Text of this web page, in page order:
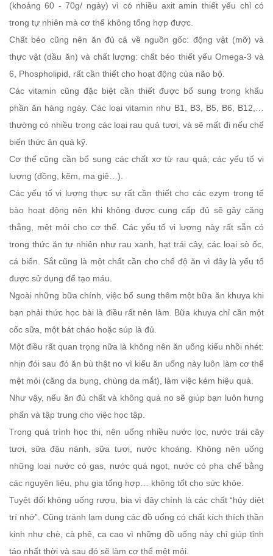
(khoảng 60 - 70g/ ngày) vì có nhiều axit amin thiết yếu chỉ có
trong tự nhiên mà cơ thể không tổng hợp được.
Chất béo cũng nên ăn đủ cả về nguồn gốc: động vật (mỡ) và
thực vật (dầu ăn) và chất lượng: chất béo thiết yếu Omega-3 và
6, Phospholipid, rất cần thiết cho hoạt động của não bộ.
Các vitamin cũng đặc biệt cần thiết được bổ sung trong khẩu
phần ăn hàng ngày. Các loại vitamin như B1, B3, B5, B6, B12,…
thường có nhiều trong các loại rau quả tươi, và sẽ mất đi nếu chế
biến thức ăn quá kỹ.
Cơ thể cũng cần bổ sung các chất xơ từ rau quả; các yếu tố vi
lượng (đồng, kẽm, ma giê…).
Các yếu tố vi lượng thực sự rất cần thiết cho các ezym trong tế
bào hoạt động nên khi không được cung cấp đủ sẽ gây căng
thẳng, mệt mỏi cho cơ thể. Các yếu tố vi lượng này rất sẵn có
trong thức ăn tự nhiên như rau xanh, hạt trái cây, các loại sò ốc,
cá biển. Sắt cũng là một chất cần cho chế độ ăn vì đây là yếu tố
được sử dụng để tạo máu.
Ngoài những bữa chính, việc bổ sung thêm một bữa ăn khuya khi
bạn phải thức học bài là điều rất nên làm. Bữa khuya chỉ cần một
cốc sữa, một bát cháo hoặc súp là đủ.
Một điều rất quan trọng nữa là không nên ăn uống kiểu nhồi nhét:
nhịn đói sau đó ăn bù thật no vì kiểu ăn uống này luôn làm cơ thể
mệt mỏi (căng da bụng, chùng da mắt), làm việc kém hiệu quả.
Như vậy, nếu ăn đủ chất và không quá no sẽ giúp bạn luôn hưng
phấn và tập trung cho việc học tập.
Trong quá trình học thi, nên uống nhiều nước lọc, nước trái cây
tươi, sữa đậu nành, sữa tươi, nước khoáng. Không nên uống
những loại nước có gas, nước quá ngọt, nước có pha chế bằng
các nguyên liệu, phụ gia tổng hợp… không tốt cho sức khỏe.
Tuyệt đối không uống rượu, bia vì đây chính là các chất “hủy diệt
trí nhớ”. Cũng tránh lạm dụng các đồ uống có chất kích thích thần
kinh như chè, cà phê, ca cao vì những đồ uống này chỉ giúp tỉnh
táo nhất thời và sau đó sẽ làm cơ thể mệt mỏi.